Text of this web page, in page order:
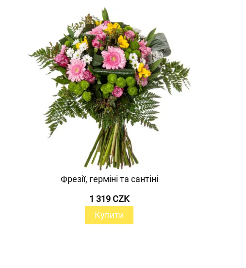
Фрезії, герміні та сантіні
1 319 CZK
Купити